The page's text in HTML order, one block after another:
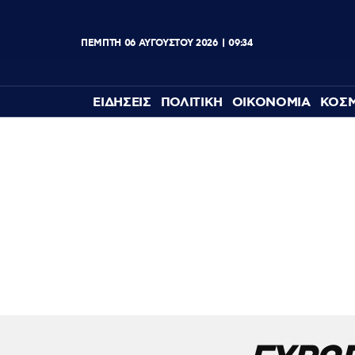
ΠΕΜΠΤΗ 06 ΑΥΓΟΥΣΤΟΥ 2026 09:34
ΕΙΔΗΣΕΙΣ ΠΟΛΙΤΙΚΗ ΟΙΚΟΝΟΜΙΑ